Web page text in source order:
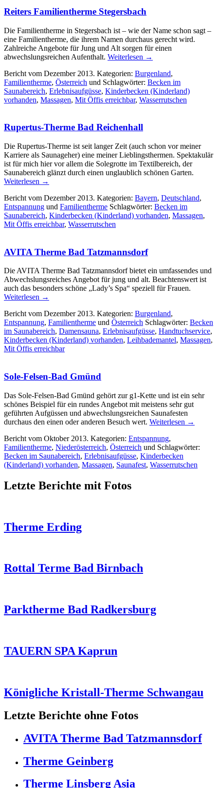
Reiters Familientherme Stegersbach
Die Familientherme in Stegersbach ist – wie der Name schon sagt –
eine Familientherme, die ihrem Namen durchaus gerecht wird.
Zahlreiche Angebote für Jung und Alt sorgen für einen
abwechslungsreichen Aufenthalt. Weiterlesen →
Bericht vom Dezember 2013. Kategorien: Burgenland,
Familientherme, Österreich und Schlagwörter: Becken im
Saunabereich, Erlebnisaufgüsse, Kinderbecken (Kinderland)
vorhanden, Massagen, Mit Öffis erreichbar, Wasserrutschen
Rupertus-Therme Bad Reichenhall
Die Rupertus-Therme ist seit langer Zeit (auch schon vor meiner
Karriere als Saunageher) eine meiner Lieblingsthermen. Spektakulär
ist für mich hier vor allem die Solegrotte im Textilbereich, der
Saunabereich glänzt durch einen unglaublich schönen Garten.
Weiterlesen →
Bericht vom Dezember 2013. Kategorien: Bayern, Deutschland,
Entspannung und Familientherme Schlagwörter: Becken im
Saunabereich, Kinderbecken (Kinderland) vorhanden, Massagen,
Mit Öffis erreichbar, Wasserrutschen
AVITA Therme Bad Tatzmannsdorf
Die AVITA Therme Bad Tatzmannsdorf bietet ein umfassendes und
Abwechslungsreiches Angebot für jung und alt. Beachtenswert ist
auch das besonders schöne „Lady’s Spa“ speziell für Frauen.
Weiterlesen →
Bericht vom Dezember 2013. Kategorien: Burgenland,
Entspannung, Familientherme und Österreich Schlagwörter: Becken
im Saunabereich, Damensauna, Erlebnisaufgüsse, Handtuchservice,
Kinderbecken (Kinderland) vorhanden, Leihbademantel, Massagen,
Mit Öffis erreichbar
Sole-Felsen-Bad Gmünd
Das Sole-Felsen-Bad Gmünd gehört zur g1-Kette und ist ein sehr
schönes Beispiel für ein rundes Angebot mit meistens sehr gut
geführten Aufgüssen und abwechslungsreichen Saunafesten
durchaus den einen oder anderen Besuch wert. Weiterlesen →
Bericht vom Oktober 2013. Kategorien: Entspannung,
Familientherme, Niederösterreich, Österreich und Schlagwörter:
Becken im Saunabereich, Erlebnisaufgüsse, Kinderbecken
(Kinderland) vorhanden, Massagen, Saunafest, Wasserrutschen
Letzte Berichte mit Fotos
Therme Erding
Rottal Terme Bad Birnbach
Parktherme Bad Radkersburg
TAUERN SPA Kaprun
Königliche Kristall-Therme Schwangau
Letzte Berichte ohne Fotos
AVITA Therme Bad Tatzmannsdorf
Therme Geinberg
Therme Linsberg Asia